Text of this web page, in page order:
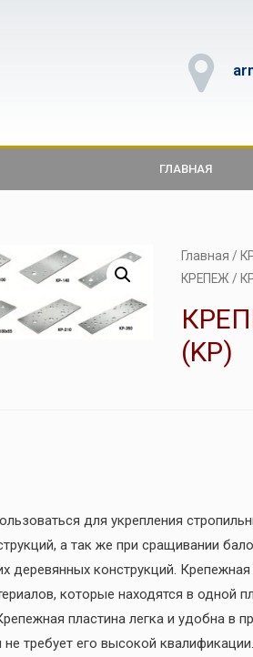
ГЛАВНАЯ
Главная /
КРЕПЕЖ /
(KP)
для укрепления
а так же при сращивании
деревянных конструкций.
которые находятся в одной
пластина легка и удобна в
требует его высокой квалификации.